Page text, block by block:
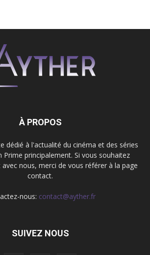
À PROPOS
dédié à l'actualité du cinéma et des séries
Prime principalement. Si vous souhaitez
nous, merci de vous référer à la page
contact.
nous: contact@ayther.fr
SUIVEZ NOUS